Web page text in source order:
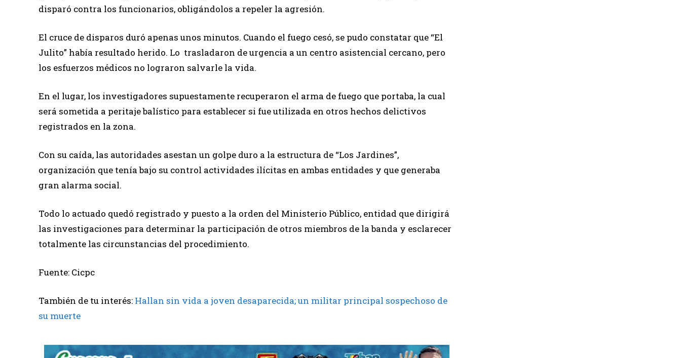
disparó contra los funcionarios, obligándolos a repeler la agresión.
El cruce de disparos duró apenas unos minutos. Cuando el fuego cesó, se pudo constatar que “El
Julito” había resultado herido. Lo trasladaron de urgencia a un centro asistencial cercano, pero
los esfuerzos médicos no lograron salvarle la vida.
En el lugar, los investigadores supuestamente recuperaron el arma de fuego que portaba, la cual
será sometida a peritaje balístico para establecer si fue utilizada en otros hechos delictivos
registrados en la zona.
Con su caída, las autoridades asestan un golpe duro a la estructura de “Los Jardines”,
organización que tenía bajo su control actividades ilícitas en ambas entidades y que generaba
gran alarma social.
Todo lo actuado quedó registrado y puesto a la orden del Ministerio Público, entidad que dirigirá
las investigaciones para determinar la participación de otros miembros de la banda y esclarecer
totalmente las circunstancias del procedimiento.
Fuente: Cicpc
También de tu interés: Hallan sin vida a joven desaparecida; un militar principal sospechoso de
su muerte